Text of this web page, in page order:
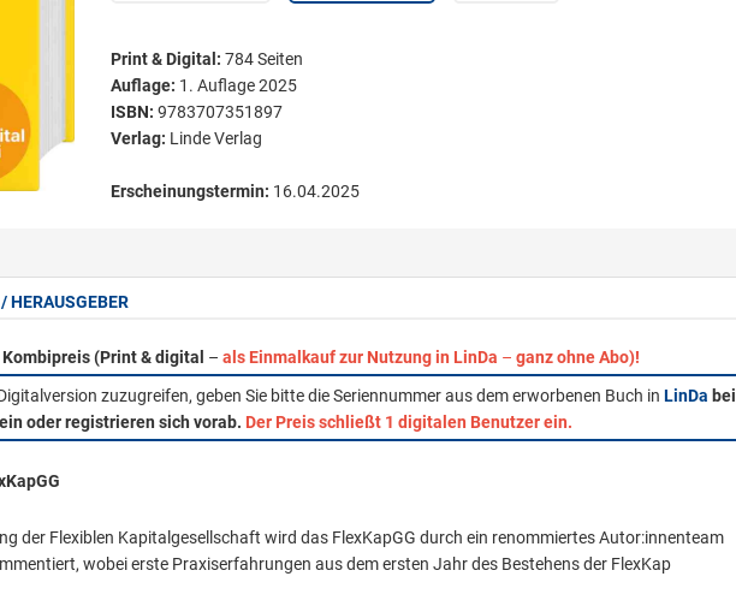
Print & Digital : 784Seiten
Auflage: 1. Auflage 2025
ISBN: 9783707351897
Verlag: Linde Verlag
Erscheinungstermin: 16.04.2025
HERAUSGEBER
(Print & digital – als Einmalkauf zur Nutzung in LinDa – ganz ohne Abo)!
zuzugreifen, geben Sie bitte die Seriennummer aus dem erworbenen Buch in LinDa bei
oder registrieren sich vorab. Der Preis schließt 1 digitalen Benutzer ein.
der Flexiblen Kapitalgesellschaft wird das FlexKapGG durch ein renommiertes Autor:innenteam
wobei erste Praxiserfahrungen aus dem ersten Jahr des Bestehens der FlexKap